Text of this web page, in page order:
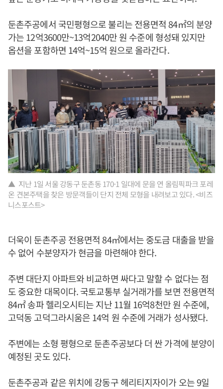
둔촌주공에서 국민평형으로 불리는 전용면적 84㎡의 분양
가는 12억3600만~13억2040만 원 수준에 형성돼 있지만
옵션을 포함하면 14억~15억 원으로 올라간다.
▲ 지난 1일 서울 강동구 둔촌동 170-1 일대에 문을 연 올림픽파크 포레
온 견본주택을 찾은 방문객들이 단지 전체 모형을 내려보고 있다. <비즈
니스포스트>
더욱이 둔촌주공 전용면적 84㎡에서는 중도금 대출을 받을
수 없어 수분양자가 현금을 마련해야 한다.
주변 대단지 아파트와 비교하면 싸다고 말할 수 없다는 점
도 중요한 대목이다. 국토교통부 실거래가를 보면 전용면적
84㎡ 송파 헬리오시티는 지난 11월 16억8천만 원 수준에,
고덕동 고덕그라시움은 14억 원 수준에 거래가 성사됐다.
주변에는 소형 평형으로 둔촌주공보다 더 싼 가격에 분양이
예정된 곳도 있다.
둔촌주공과 같은 위치에 강동구 헤리티지자이가 오는 9일